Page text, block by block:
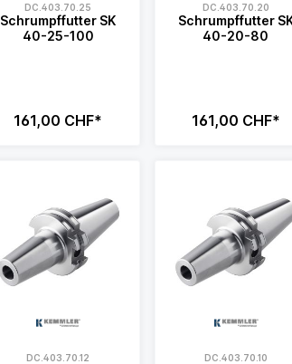
DC.403.70.25
Schrumpffutter SK
40-25-100
161,00 CHF*
DC.403.70.20
Schrumpffutter
40-20-80
161,00 CHF*
DC.403.70.12 DC.403.70.10